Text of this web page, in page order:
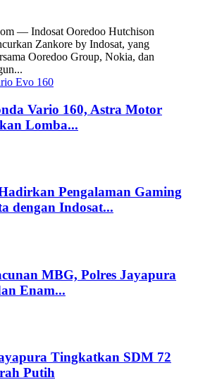
— Indosat Ooredoo Hutchison
Zankore by Indosat, yang
Ooredoo Group, Nokia, dan
Vario 160, Astra Motor
Lomba...
Pengalaman Gaming
dengan Indosat...
MBG, Polres Jayapura
Enam...
Tingkatkan SDM 72
Putih